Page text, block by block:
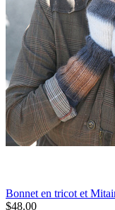
Bonnet en tricot et
$48.00